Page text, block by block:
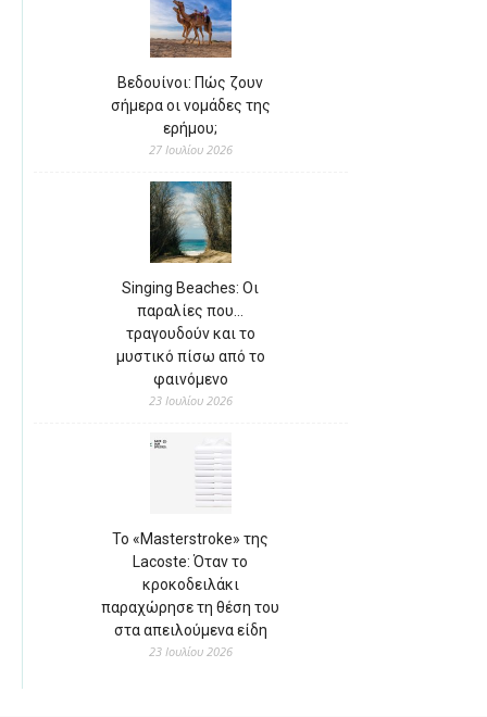
Βεδουίνοι: Πώς ζουν
σήμερα οι νομάδες της
ερήμου;
27 Ιουλίου 2026
Singing Beaches: Οι
παραλίες που…
τραγουδούν και το
μυστικό πίσω από το
φαινόμενο
23 Ιουλίου 2026
Το «Masterstroke» της
Lacoste: Όταν το
κροκοδειλάκι
παραχώρησε τη θέση του
στα απειλούμενα είδη
23 Ιουλίου 2026